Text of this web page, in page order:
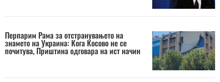
Перпарим Рама за отстранувањето на
знамето на Украина: Кога Косово не се
почитува, Приштина одговара на ист начин